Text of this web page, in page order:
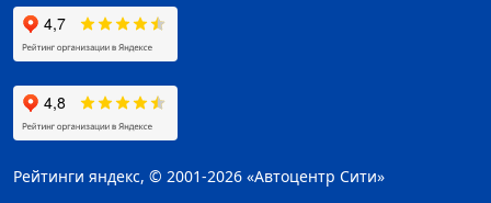
Рейтинги яндекс, © 2001-2026 «Автоцентр Сити»